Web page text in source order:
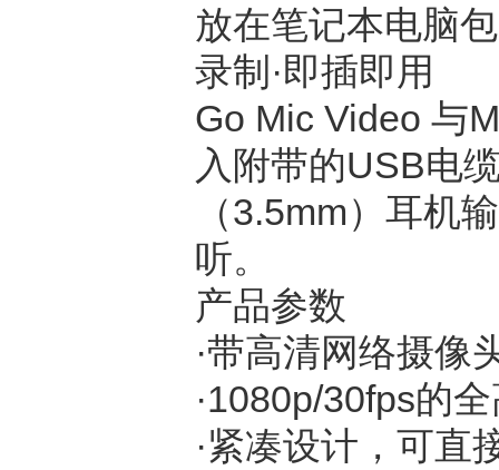
放在笔记本电脑
录制·即插即用
Go Mic Video 与
入附带的USB电
（3.5mm）耳机
听。
产品参数
·带高清网络摄像
·1080p/30fps的
·紧凑设计，可直